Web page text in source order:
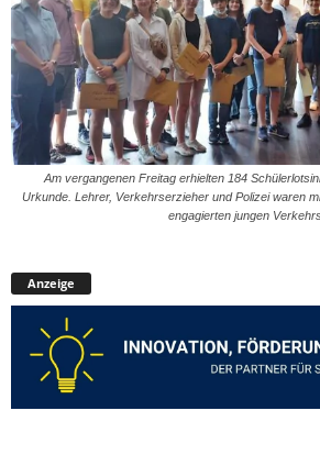
Am vergangenen Freitag erhielten 184
Urkunde. Lehrer, Verkehrserzieher und Polizei waren
engagierten jungen
Anzeige